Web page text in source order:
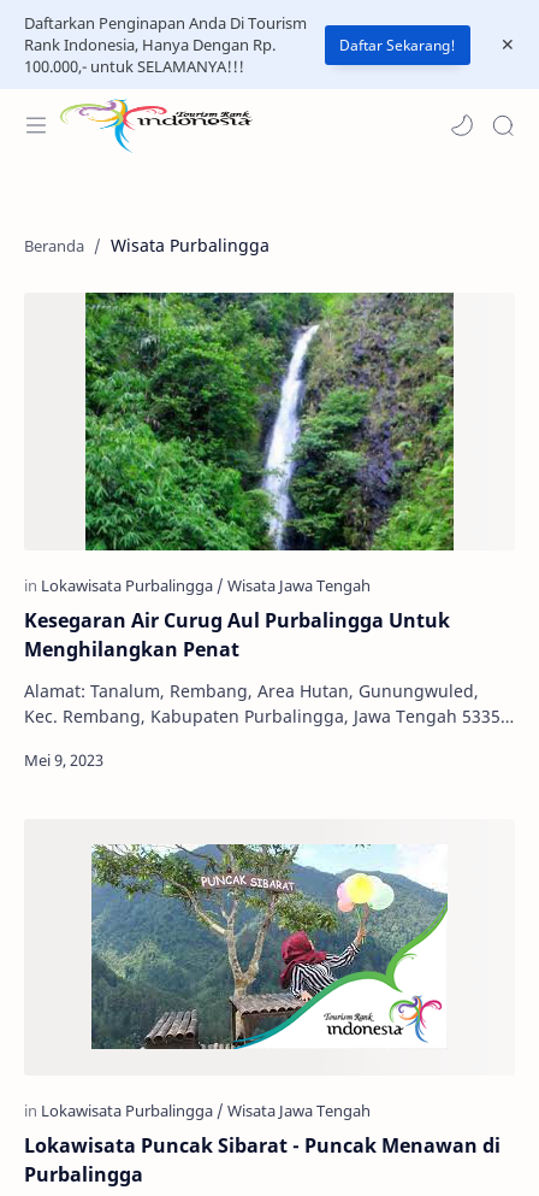
Daftarkan Penginapan Anda Di Tourism
Rank Indonesia, Hanya Dengan Rp.
100.000,- untuk SELAMANYA!!!
Daftar Sekarang!
Wisata Purbalingga
Kesegaran Air Curug Aul Purbalingga Untuk
Menghilangkan Penat
Alamat: Tanalum, Rembang, Area Hutan, Gunungwuled,
Kec. Rembang, Kabupaten Purbalingga, Jawa Tengah 53356
Lokawisata Puncak Sibarat - Puncak Menawan di
Purbalingga